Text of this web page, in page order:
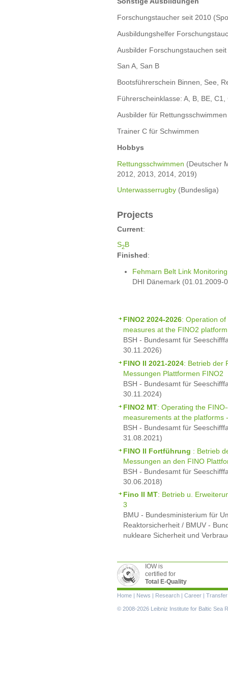
Forschungstaucher seit 2010
Ausbildungshelfer
Ausbilder Forschungstauchen
San A, San B
Bootsführerschein Binnen, See,
Führerscheinklasse: A, B, BE, C1,
Ausbilder für Rettungsschwimmen
Trainer C für Schwimmen
Hobbys
Rettungsschwimmen (Deutscher
2012, 2013, 2014, 2019)
Unterwasserrugby (Bundesliga)
Projects
Current:
S2B
Finished:
Fehmarn Belt Link
DHI Dänemark (01.01.2009-
FINO2 2024-2026: Operation
measures at the FINO2
BSH - Bundesamt für
30.11.2026)
FINO II 2021-2024: Betrieb der
Messungen Plattformen FINO2
BSH - Bundesamt für
30.11.2024)
FINO2 MT: Operating the
measurements at the platforms
BSH - Bundesamt für
31.08.2021)
FINO II Fortführung : Betrieb
Messungen an den FINO
BSH - Bundesamt für
30.06.2018)
Fino II MT: Betrieb u.
3
BMU - Bundesministerium für
Reaktorsicherheit / BMUV -
nukleare Sicherheit und
IOW is
certified for
Total E-Quality
Skip
navigation
Home | News | Research | Career | Transfer
© 2008-2026 Leibniz Institute for Baltic Sea